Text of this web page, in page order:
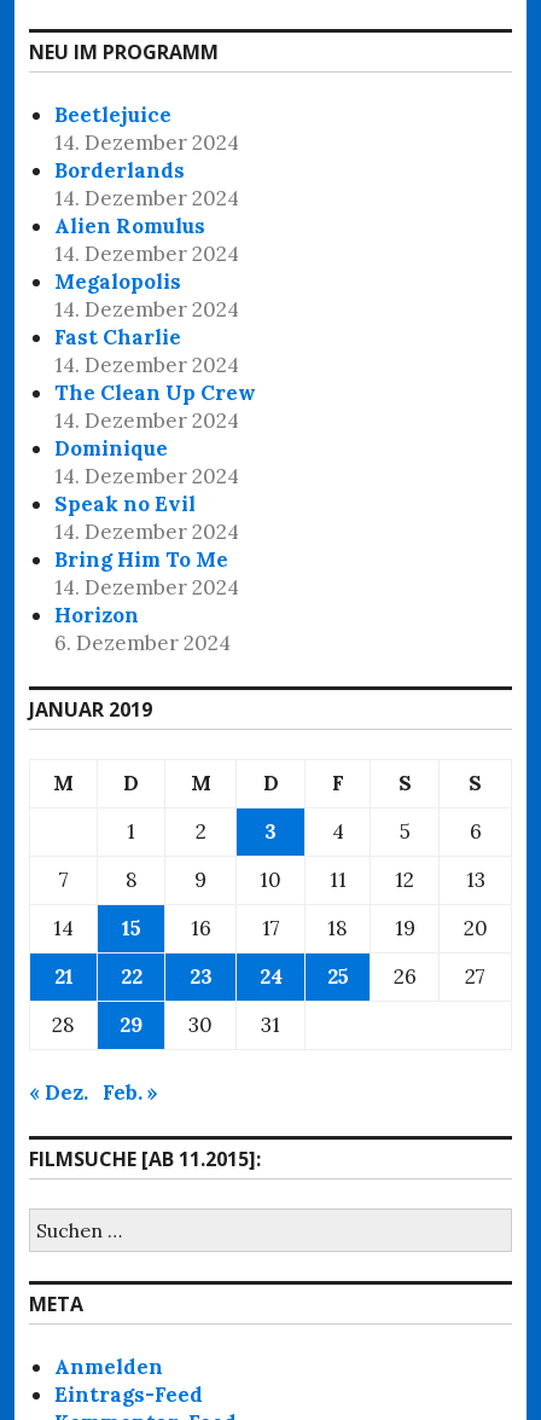
NEU IM PROGRAMM
Beetlejuice
14. Dezember 2024
Borderlands
14. Dezember 2024
Alien Romulus
14. Dezember 2024
Megalopolis
14. Dezember 2024
Fast Charlie
14. Dezember 2024
The Clean Up Crew
14. Dezember 2024
Dominique
14. Dezember 2024
Speak no Evil
14. Dezember 2024
Bring Him To Me
14. Dezember 2024
Horizon
6. Dezember 2024
JANUAR 2019
M D M D F S
S
1
2 3 4 5
6
7
8 9 10 11 12
13
14
15 16 17 18 19
20
21
22 23 24 25 26
27
28
29 30 31
« Dez. Feb. »
FILMSUCHE [AB 11.2015]:
Suchen
nach:
META
Anmelden
Eintrags-Feed